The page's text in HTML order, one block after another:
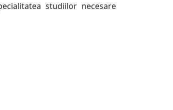
studiilor necesare